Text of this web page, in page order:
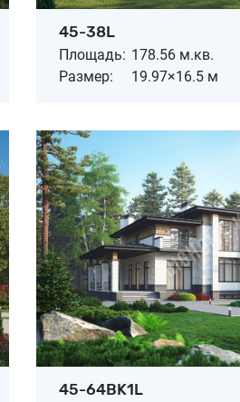
45-38L
Площадь: 178.56 м.кв.
Размер:
19.97×16.5 м
45-64BK1L